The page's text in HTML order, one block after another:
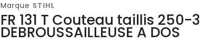
Marque STIHL
FR 131 T Couteau taillis 250-3
DEBROUSSAILLEUSE A DOS